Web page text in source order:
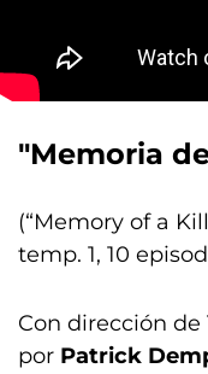
"Memoria
(“Memory of a
temp. 1, 10
Con dirección de
por Patrick